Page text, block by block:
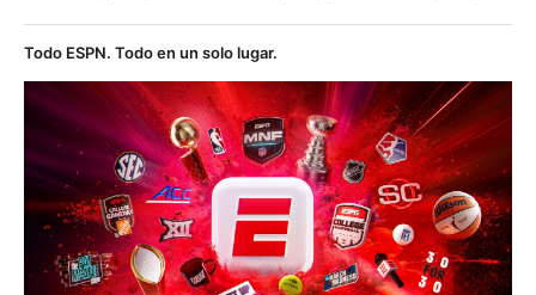
Todo ESPN. Todo en un solo lugar.